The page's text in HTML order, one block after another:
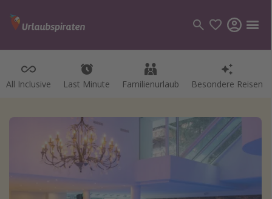
All Inclusive Last Minute Familienurlaub Besondere Reisen
Kategorien
Pauschalreisen
Kreuzfahrten